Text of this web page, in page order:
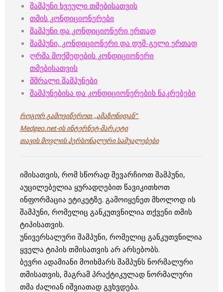
შამპუნი ხვეული თმებისათვის
თმის კონდიციონერები
შამპუნი და კონდიციონერი ერთად
შამპუნი, კონდიციონერი და დუშ-გელი ერთად
ღრმა მოქმედების კონდიციონერი
თმებისათვის
მშრალი შამპუნები
შამპუნებისა და კონდიციონერების ნაკრებები
როგორ გამოვიწეროთ ,,ამაზონიდან”
Medgeo.net-ის ინტერნეტ-მარკეტი
თავის მოვლის პერსონალური საშუალებები
იმისათვის, რომ სწორად შევარჩიოთ შამპუნი,
აუცილებელია ყურადღებით წავიკითხოთ
ინფორმაცია ეტიკეტზე. გამოიყენეთ მხოლოდ ის
შამპუნი, რომელიც განკუთვნილია თქვენი თმის
ტიპისათვის.
უნივერსალური შამპუნი, რომელიც განკუთვნილია
ყველა ტიპის თმისათვის არ არსებობს.
ბევრი ადამიანი მოიხმარს შამპუნს ნორმალური
თმისათვის, მაგრამ პრაქტიკულად ნორმალური
თმა ძალიან იშვიათად გვხვდება.